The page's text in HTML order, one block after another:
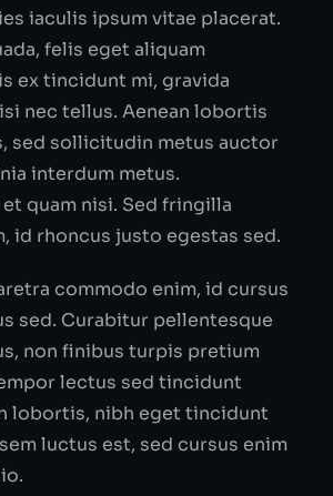
iaculis ipsum vitae placerat.
felis eget aliquam
ex tincidunt mi, gravida
nec tellus. Aenean lobortis
sed sollicitudin metus auctor
interdum metus.
quam nisi. Sed fringilla
id rhoncus justo egestas sed.
commodo enim, id cursus
sed. Curabitur pellentesque
non finibus turpis pretium
lectus sed tincidunt
lobortis, nibh eget tincidunt
luctus est, sed cursus enim